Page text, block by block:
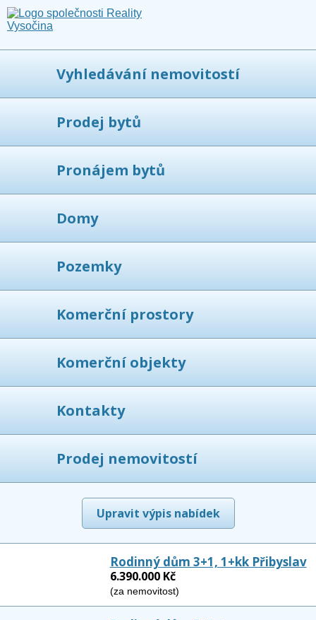
Vyhledávání nemovitostí
Prodej bytů
Pronájem bytů
Domy
Pozemky
Komerční prostory
Komerční objekty
Kontakty
Prodej nemovitostí
Upravit výpis nabídek
Rodinný dům 3+1, 1+kk Přibyslav
6.390.000 Kč
(za nemovitost)